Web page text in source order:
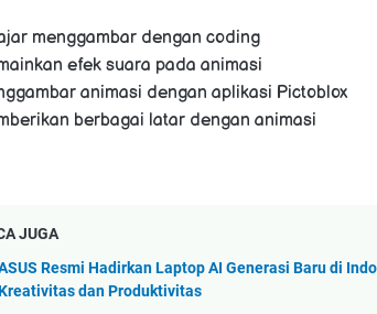
menggambar dengan coding
efek suara pada animasi
animasi dengan aplikasi Pictoblox
berbagai latar dengan animasi
JUGA
Resmi Hadirkan Laptop AI Generasi Baru di
dan Produktivitas